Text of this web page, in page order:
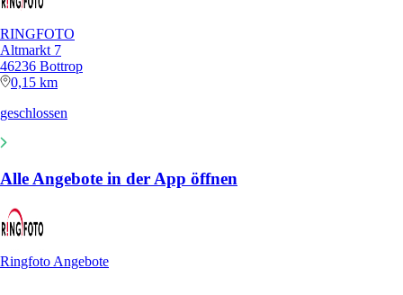
RINGFOTO
Altmarkt 7
46236 Bottrop
0,15 km
geschlossen
Alle Angebote in der App öffnen
Ringfoto Angebote